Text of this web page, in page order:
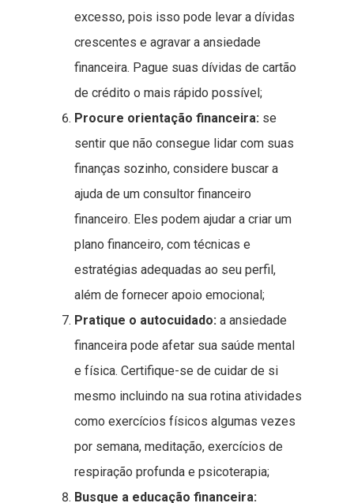
excesso, pois isso pode levar a dívidas
crescentes e agravar a ansiedade
financeira. Pague suas dívidas de cartão
de crédito o mais rápido possível;
Procure orientação financeira: se
sentir que não consegue lidar com suas
finanças sozinho, considere buscar a
ajuda de um consultor financeiro
financeiro. Eles podem ajudar a criar um
plano financeiro, com técnicas e
estratégias adequadas ao seu perfil,
além de fornecer apoio emocional;
Pratique o autocuidado: a ansiedade
financeira pode afetar sua saúde mental
e física. Certifique-se de cuidar de si
mesmo incluindo na sua rotina atividades
como exercícios físicos algumas vezes
por semana, meditação, exercícios de
respiração profunda e psicoterapia;
Busque a educação financeira: